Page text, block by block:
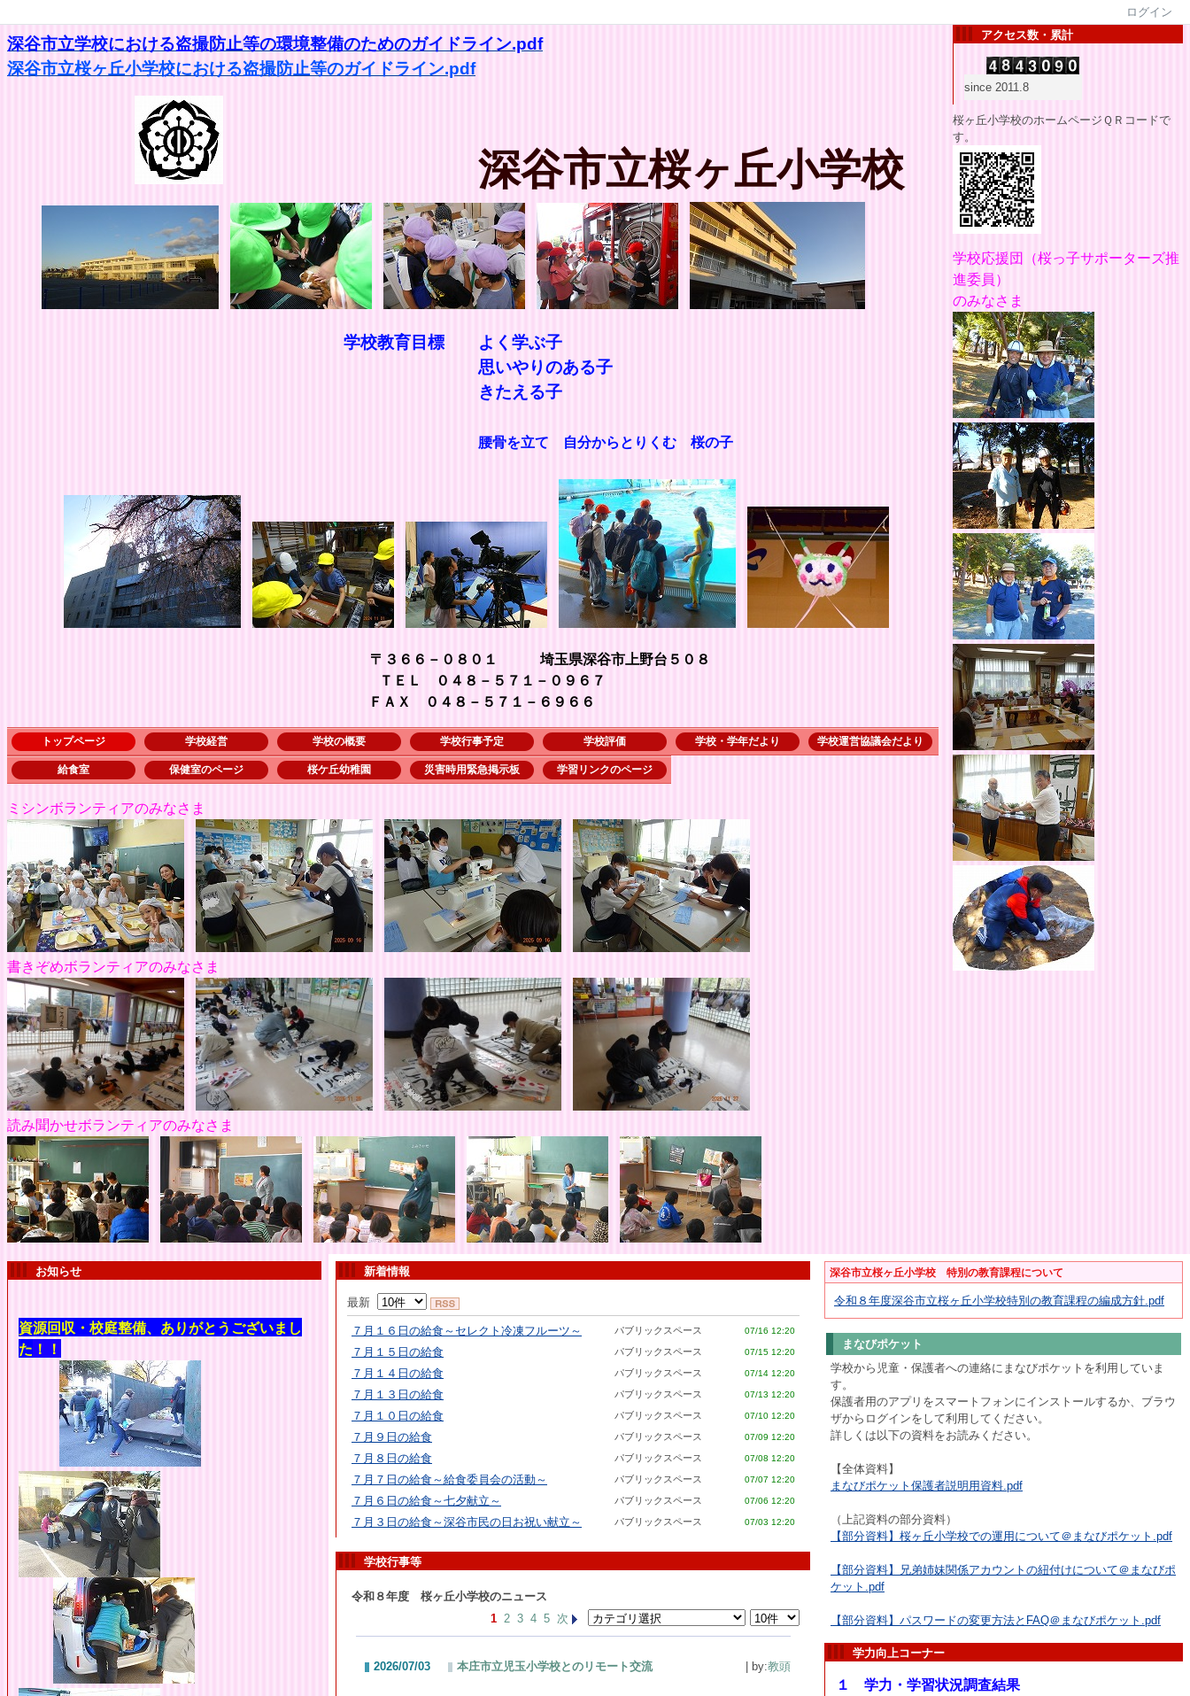
ログイン
深谷市立学校における盗撮防止等の環境整備のためのガイドライン.pdf
深谷市立桜ヶ丘小学校における盗撮防止等のガイドライン.pdf
深谷市立桜ヶ丘小学校
学校教育目標 よく学ぶ子
思いやりのある子
きたえる子
腰骨を立て 自分からとりくむ 桜の子
〒３６６－０８０１ 埼玉県深谷市上野台５０８
ＴＥＬ ０４８－５７１－０９６７
ＦＡＸ ０４８－５７１－６９６６
トップページ 学校経営 学校の概要 学校行事予定 学校評価 学校・学年だより 学校運営協議会だより
給食室 保健室のページ 桜ケ丘幼稚園 災害時用緊急掲示板 学習リンクのページ
ミシンボランティアのみなさま
書きぞめボランティアのみなさま
読み聞かせボランティアのみなさま
アクセス数・累計
since 2011.8
桜ヶ丘小学校のホームページＱＲコードで
す。
学校応援団
（桜っ子サポーターズ推
進委員）
のみなさま
お知らせ
資源回収・校庭整備、ありがとうございまし
た ！！
新着情報
最新
７月１６日の給食～セレクト冷凍フルーツ～ パブリックスペース 07/16 12:20
７月１５日の給食 パブリックスペース 07/15 12:20
７月１４日の給食 パブリックスペース 07/14 12:20
７月１３日の給食 パブリックスペース 07/13 12:20
７月１０日の給食 パブリックスペース 07/10 12:20
７月９日の給食 パブリックスペース 07/09 12:20
７月８日の給食 パブリックスペース 07/08 12:20
７月７日の給食～給食委員会の活動～ パブリックスペース 07/07 12:20
７月６日の給食～七夕献立～ パブリックスペース 07/06 12:20
７月３日の給食～深谷市民の日お祝い献立～ パブリックスペース 07/03 12:20
学校行事等
令和８年度 桜ヶ丘小学校のニュース
1 2 3 4 5 次
2026/07/03 本庄市立児玉小学校とのリモート交流 | by:教頭
深谷市立桜ヶ丘小学校 特別の教育課程について
令和８年度深谷市立桜ヶ丘小学校特別の教育課程の編成方針.pdf
まなびポケット
学校から児童・保護者への連絡にまなびポケットを利用していま
す。
保護者用のアプリをスマートフォンにインストールするか、ブラウ
ザからログインをして利用してください。
詳しくは以下の資料をお読みください。
【全体資料】
まなびポケット保護者説明用資料.pdf
（上記資料の部分資料）
【部分資料】桜ヶ丘小学校での運用について＠まなびポケット.pdf
【部分資料】兄弟姉妹関係アカウントの紐付けについて＠まなびポ
ケット.pdf
【部分資料】パスワードの変更方法とFAQ＠まなびポケット.pdf
学力向上コーナー
１ 学力・学習状況調査結果